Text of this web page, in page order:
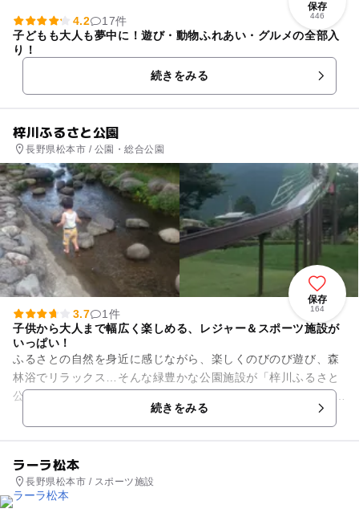
保存
446
4.2
17件
子どもも大人も夢中に！遊び・動物ふれあい・グルメの全部入
り！
続きをみる
梓川ふるさと公園
長野県松本市 / 公園・総合公園
保存
164
3.7
1件
子供から大人まで幅広く楽しめる、レジャー＆スポーツ施設が
いっぱい！
ふるさとの自然を身近に感じながら、楽しくのびのび遊び、森
林浴でリラックス…そんな緑豊かな公園施設が「梓川ふるさと
公園」です。屋内･屋外の運動場のほか、マレットゴルフ場、パ
ークゴルフ場、芝生グラウ...続きをみる
ラーラ松本
長野県松本市 / スポーツ施設